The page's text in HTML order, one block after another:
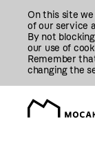
On this site
of our service
By not
our use of
Remember
changing the